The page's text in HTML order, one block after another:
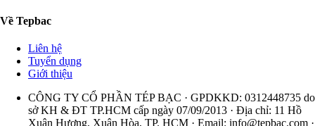
Về Tepbac
Liên hệ
Tuyển dụng
Giới thiệu
CÔNG TY CỔ PHẦN TÉP BẠC · GPDKKD: 0312448735 do
sở KH & ĐT TP.HCM cấp ngày 07/09/2013 · Địa chỉ: 11 Hồ
Xuân Hương, Xuân Hòa, TP. HCM · Email: info@tepbac.com ·